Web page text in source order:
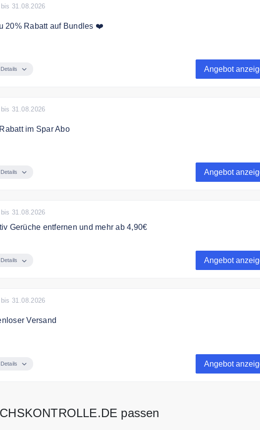
31.08.2026
20% Rabatt auf Bundles ❤️
Angebot
31.08.2026
im Spar Abo
Angebot
31.08.2026
Gerüche entfernen und mehr ab 4,90€
zur Geruchsneutralisation und Geruchsbeseitigung.
Angebot
31.08.2026
Versand
Angebot
passen